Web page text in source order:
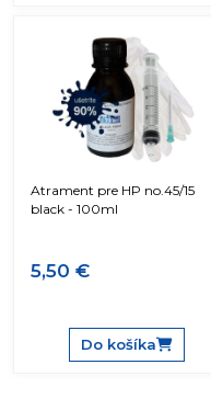
Atrament pre HP no.45/15
black - 100ml
5,50 €
Do košíka